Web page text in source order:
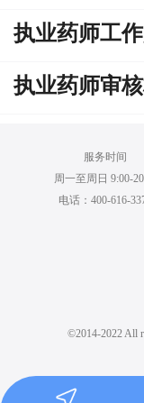
执业药师工
执业药师审
服务时间
周一至周日 9:00-
电话：400-616-
©2014-2022 All